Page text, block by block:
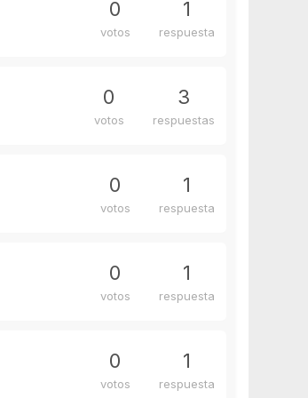
0
votos
1
respuesta
0
votos
3
respuestas
0
votos
1
respuesta
0
votos
1
respuesta
0
votos
1
respuesta